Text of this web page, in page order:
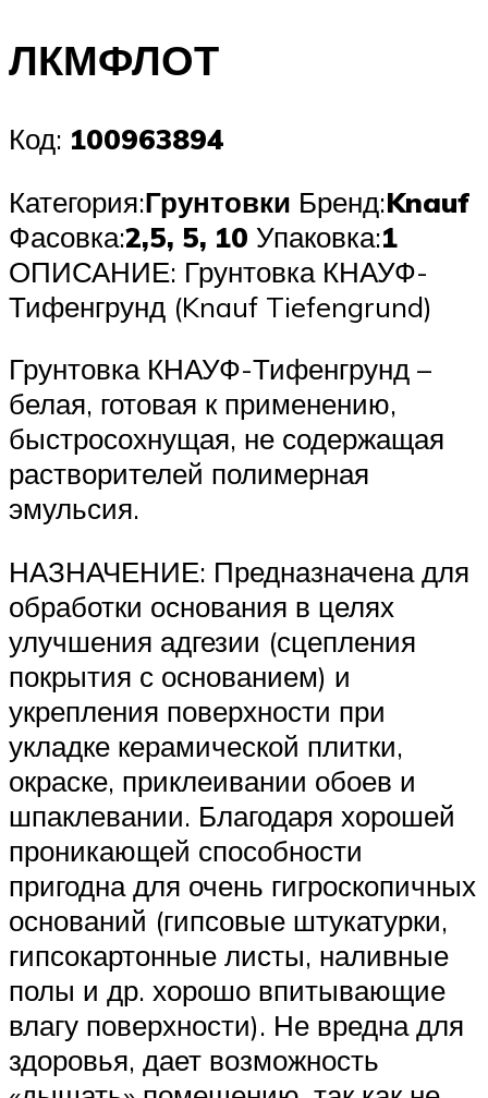
ЛКМФЛОТ
Код: 100963894
Категория:Грунтовки Бренд:Knauf
Фасовка:2,5, 5, 10 Упаковка:1
ОПИСАНИЕ: Грунтовка КНАУФ-
Тифенгрунд (Knauf Tiefengrund)
Грунтовка КНАУФ-Тифенгрунд –
белая, готовая к применению,
быстросохнущая, не содержащая
растворителей полимерная
эмульсия.
НАЗНАЧЕНИЕ: Предназначена для
обработки основания в целях
улучшения адгезии (сцепления
покрытия с основанием) и
укрепления поверхности при
укладке керамической плитки,
окраске, приклеивании обоев и
шпаклевании. Благодаря хорошей
проникающей способности
пригодна для очень гигроскопичных
оснований (гипсовые штукатурки,
гипсокартонные листы, наливные
полы и др. хорошо впитывающие
влагу поверхности). Не вредна для
здоровья, дает возможность